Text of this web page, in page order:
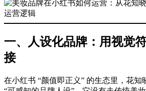
一、人设化品牌：用视觉
接
在小红书 “颜值即正义” 的生态里，花知